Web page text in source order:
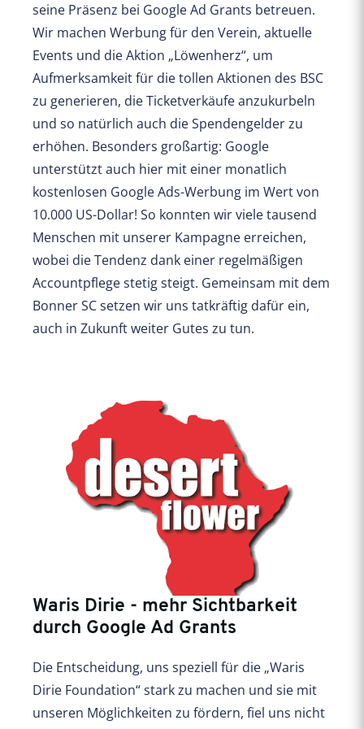
seine Präsenz bei Google Ad Grants betreuen.
Wir machen Werbung für den Verein, aktuelle
Events und die Aktion „Löwenherz“, um
Aufmerksamkeit für die tollen Aktionen des BSC
zu generieren, die Ticketverkäufe anzukurbeln
und so natürlich auch die Spendengelder zu
erhöhen. Besonders großartig: Google
unterstützt auch hier mit einer monatlich
kostenlosen Google Ads-Werbung im Wert von
10.000 US-Dollar! So konnten wir viele tausend
Menschen mit unserer Kampagne erreichen,
wobei die Tendenz dank einer regelmäßigen
Accountpflege stetig steigt. Gemeinsam mit dem
Bonner SC setzen wir uns tatkräftig dafür ein,
auch in Zukunft weiter Gutes zu tun.
Waris Dirie - mehr Sichtbarkeit
durch Google Ad Grants
Die Entscheidung, uns speziell für die „Waris
Dirie Foundation“ stark zu machen und sie mit
unseren Möglichkeiten zu fördern, fiel uns nicht